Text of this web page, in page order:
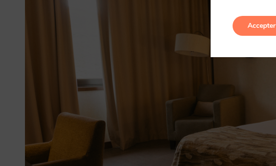
Destination
Galerie de
Vouchers
Contact
Localisation
Infos
Accepter